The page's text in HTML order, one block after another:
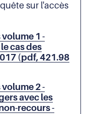
sur l'accès
1 -
cas des
(pdf, 421.98
2 -
avec les
recours -